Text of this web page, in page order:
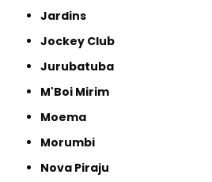
Jardins
Jockey Club
Jurubatuba
M'Boi Mirim
Moema
Morumbi
Nova Piraju